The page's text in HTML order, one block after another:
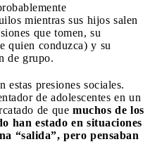
mientras sus hijos salen
que tomen, su
quien conduzca) y su
de grupo.
estas presiones sociales.
de adolescentes en un
de que muchos de los
han estado en situaciones
“salida”, pero pensaban